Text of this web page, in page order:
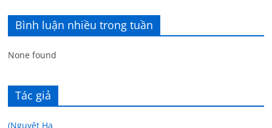
Bình luận nhiều trong tuần
None found
Tác giả
(Nguyệt Hạ